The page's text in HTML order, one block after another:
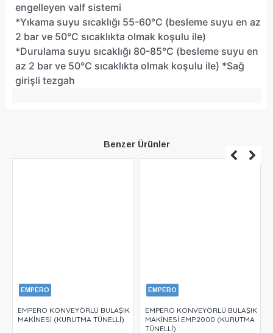
engelleyen valf sistemi
*Yıkama suyu sıcaklığı 55-60°C (besleme suyu en az
2 bar ve 50°C sıcaklıkta olmak koşulu ile)
*Durulama suyu sıcaklığı 80-85°C (besleme suyu en
az 2 bar ve 50°C sıcaklıkta olmak koşulu ile) *Sağ
girişli tezgah
Benzer Ürünler
EMPERO
EMPERO KONVEYÖRLÜ BULAŞIK
MAKİNESİ (KURUTMA TÜNELLİ)
EMPERO
EMPERO KONVEYÖRLÜ BULAŞIK
MAKİNESİ EMP.2000 (KURUTMA
TÜNELLİ)